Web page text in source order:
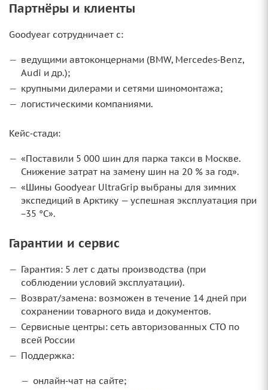
Партнёры и клиенты
Goodyear сотрудничает с:
ведущими автоконцернами (BMW, Mercedes‑Benz,
Audi и др.);
крупными дилерами и сетями шиномонтажа;
логистическими компаниями.
Кейс‑стади:
«Поставили 5 000 шин для парка такси в Москве.
Снижение затрат на замену шин на 20 % за год».
«Шины Goodyear UltraGrip выбраны для зимних
экспедиций в Арктику — успешная эксплуатация при
−35 °C».
Гарантии и сервис
Гарантия: 5 лет с даты производства (при
соблюдении условий эксплуатации).
Возврат/замена: возможен в течение 14 дней при
сохранении товарного вида и документов.
Сервисные центры: сеть авторизованных СТО по
всей России
Поддержка:
онлайн‑чат на сайте;